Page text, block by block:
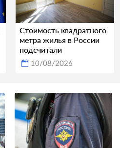
Стоимость квадратного
метра жилья в России
подсчитали
10/08/2026